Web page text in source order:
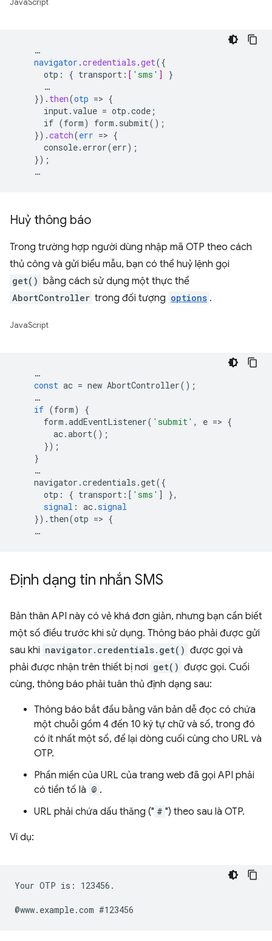
JavaScript
…
navigator .credentials .get({
otp : { transport : [ 'sms' ]
}
…
}) . then(otp => {
input.value = otp.code ;
if (form) form.submit() ;
}) .catch(err => {
console.error(err) ;
});
…
Huỷ thông báo
Trong trường hợp người dùng nhập mã OTP theo cách
thủ công và gửi biểu mẫu, bạn có thể huỷ lệnh gọi
get() bằng cách sử dụng một thực thể
AbortController trong đối tượng options .
JavaScript
…
const ac = new AbortController();
…
if (form)
{
form .addEventListener( 'submit' , e => {
ac.abort();
});
}
…
navigator .credentials .get({
otp : { transport :[ 'sms' ]
},
signal : ac.signal
}) . then(otp => {
…
Định dạng tin nhắn SMS
Bản thân API này có vẻ khá đơn giản, nhưng bạn cần biết
một số điều trước khi sử dụng. Thông báo phải được gửi
sau khi navigator.credentials.get() được gọi và
phải được nhận trên thiết bị nơi get() được gọi. Cuối
cùng, thông báo phải tuân thủ định dạng sau:
Thông báo bắt đầu bằng văn bản dễ đọc có chứa
một chuỗi gồm 4 đến 10 ký tự chữ và số, trong đó
có ít nhất một số, để lại dòng cuối cùng cho URL và
OTP.
Phần miền của URL của trang web đã gọi API phải
có tiền tố là @ .
URL phải chứa dấu thăng (" # ") theo sau là OTP.
Ví dụ:
Your OTP is: 123456.